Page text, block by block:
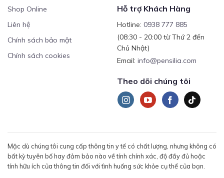
Shop Online
Liên hệ
Chính sách bảo mật
Chính sách cookies
Hỗ trợ Khách Hàng
Hotline: 0938 777 885
(08:30 - 20:00 từ Thứ 2 đến
Chủ Nhật)
Email: info@pensilia.com
Theo dõi chúng tôi
Mặc dù chúng tôi cung cấp thông tin y tế có chất lượng, nhưng không có
bất kỳ tuyên bố hay đảm bảo nào về tính chính xác, độ đầy đủ hoặc
tính hữu ích của thông tin đối với tình huống sức khỏe cụ thể của bạn.